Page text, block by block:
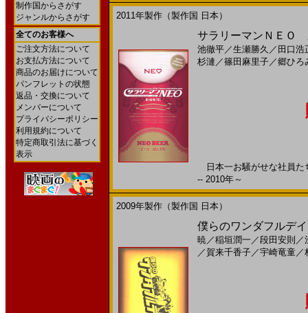
制作国からさがす
ジャンルからさがす
全てのお客様へ
ご注文方法について
お支払方法について
商品のお届けについて
パンフレットの状態
返品・交換について
メンバーについて
プライバシーポリシー
利用規約について
特定商取引法に基づく
表示
2011年製作（製作国 日本）
サラリーマンＮＥＯ
池徹平／生瀬勝久 ／ 田口浩
杉漣 ／篠田麻里子／郷ひろ
日本一お騒がせな社員
-- 2010年～
2009年製作（製作国 日本）
僕らのワンダフルデ
暁／稲垣潤一 ／段田安則 ／
／賀来千香子／宇崎竜童／